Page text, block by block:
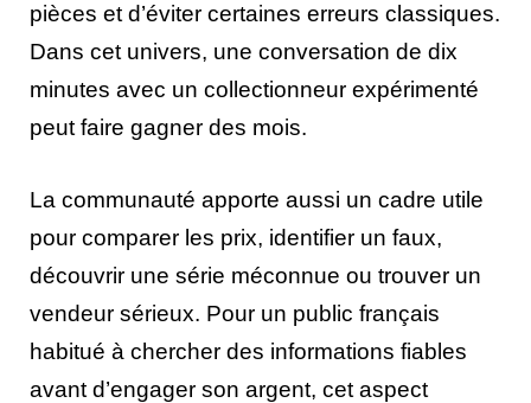
pièces et d’éviter certaines erreurs classiques.
Dans cet univers, une conversation de dix
minutes avec un collectionneur expérimenté
peut faire gagner des mois.
La communauté apporte aussi un cadre utile
pour comparer les prix, identifier un faux,
découvrir une série méconnue ou trouver un
vendeur sérieux. Pour un public français
habitué à chercher des informations fiables
avant d’engager son argent, cet aspect